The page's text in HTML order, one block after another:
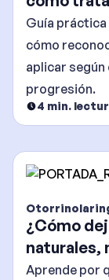
Guía
cómo
aplicar según
progresión.
4 min.
¿Cómo
naturales,
efectivas
Aprende por